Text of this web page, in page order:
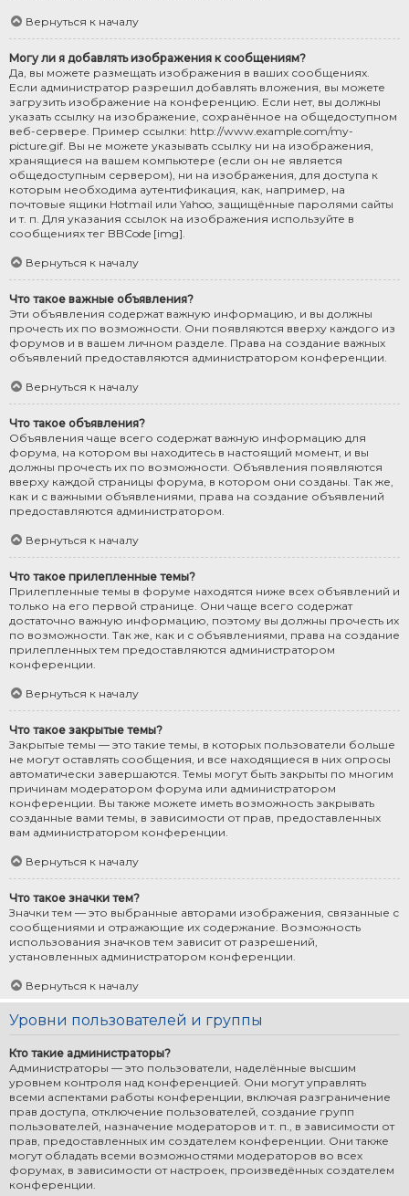
Вернуться к началу
Могу ли я добавлять изображения к сообщениям?
Да, вы можете размещать изображения в ваших сообщениях.
Если администратор разрешил добавлять вложения, вы можете
загрузить изображение на конференцию. Если нет, вы должны
указать ссылку на изображение, сохранённое на общедоступном
веб-сервере. Пример ссылки: http://www.example.com/my-
picture.gif. Вы не можете указывать ссылку ни на изображения,
хранящиеся на вашем компьютере (если он не является
общедоступным сервером), ни на изображения, для доступа к
которым необходима аутентификация, как, например, на
почтовые ящики Hotmail или Yahoo, защищённые паролями сайты
и т. п. Для указания ссылок на изображения используйте в
сообщениях тег BBCode [img].
Вернуться к началу
Что такое важные объявления?
Эти объявления содержат важную информацию, и вы должны
прочесть их по возможности. Они появляются вверху каждого из
форумов и в вашем личном разделе. Права на создание важных
объявлений предоставляются администратором конференции.
Вернуться к началу
Что такое объявления?
Объявления чаще всего содержат важную информацию для
форума, на котором вы находитесь в настоящий момент, и вы
должны прочесть их по возможности. Объявления появляются
вверху каждой страницы форума, в котором они созданы. Так же,
как и с важными объявлениями, права на создание объявлений
предоставляются администратором.
Вернуться к началу
Что такое прилепленные темы?
Прилепленные темы в форуме находятся ниже всех объявлений и
только на его первой странице. Они чаще всего содержат
достаточно важную информацию, поэтому вы должны прочесть их
по возможности. Так же, как и с объявлениями, права на создание
прилепленных тем предоставляются администратором
конференции.
Вернуться к началу
Что такое закрытые темы?
Закрытые темы — это такие темы, в которых пользователи больше
не могут оставлять сообщения, и все находящиеся в них опросы
автоматически завершаются. Темы могут быть закрыты по многим
причинам модератором форума или администратором
конференции. Вы также можете иметь возможность закрывать
созданные вами темы, в зависимости от прав, предоставленных
вам администратором конференции.
Вернуться к началу
Что такое значки тем?
Значки тем — это выбранные авторами изображения, связанные с
сообщениями и отражающие их содержание. Возможность
использования значков тем зависит от разрешений,
установленных администратором конференции.
Вернуться к началу
Уровни пользователей и группы
Кто такие администраторы?
Администраторы — это пользователи, наделённые высшим
уровнем контроля над конференцией. Они могут управлять
всеми аспектами работы конференции, включая разграничение
прав доступа, отключение пользователей, создание групп
пользователей, назначение модераторов и т. п., в зависимости от
прав, предоставленных им создателем конференции. Они также
могут обладать всеми возможностями модераторов во всех
форумах, в зависимости от настроек, произведённых создателем
конференции.